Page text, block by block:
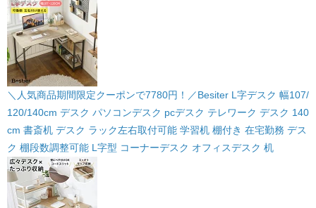
＼人気商品期間限定クーポンで7780円！／Besiter L字デスク 幅107/
120/140cm デスク パソコンデスク pcデスク テレワーク デスク 140
cm 書斎机 デスク ラック左右取付可能 学習机 棚付き 在宅勤務 デス
ク 棚段数調整可能 L字型 コーナーデスク オフィスデスク 机